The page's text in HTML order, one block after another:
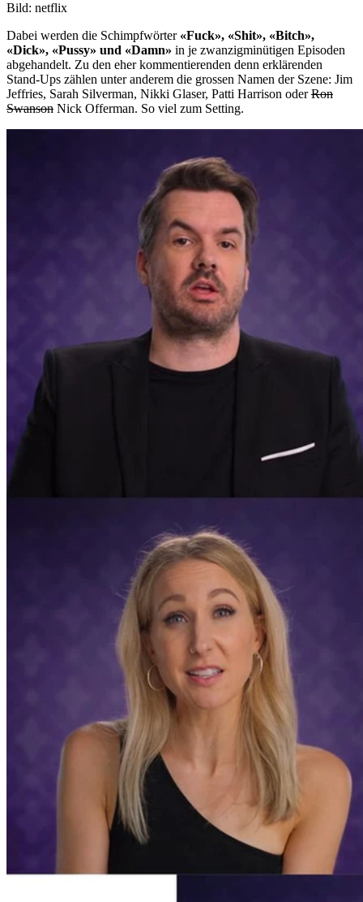
Bild: netflix
Dabei werden die Schimpfwörter«Fuck», «Shit», «Bitch»,
«Dick», «Pussy» und «Damn» in je zwanzigminütigen Episoden
abgehandelt. Zu den eher kommentierenden denn erklärenden
Stand-Ups zählen unter anderem die grossen Namen der Szene: Jim
Jeffries, Sarah Silverman, Nikki Glaser, Patti Harrison oderRon
Swanson Nick Offerman. So viel zum Setting.